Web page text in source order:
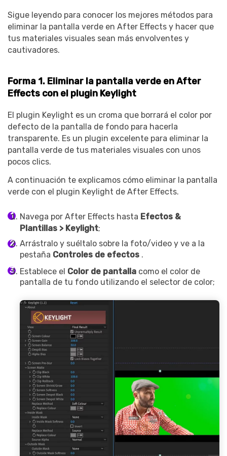
Sigue leyendo para conocer los mejores métodos para
eliminar la pantalla verde en After Effects y hacer que
tus materiales visuales sean más envolventes y
cautivadores.
Forma 1. Eliminar la pantalla verde en After
Effects con el plugin Keylight
El plugin Keylight es un croma que borrará el color por
defecto de la pantalla de fondo para hacerla
transparente. Es un plugin excelente para eliminar la
pantalla verde de tus materiales visuales con unos
pocos clics.
A continuación te explicamos cómo eliminar la pantalla
verde con el plugin Keylight de After Effects.
Navega por After Effects hasta Efectos &
Plantillas > Keylight;
Arrástralo y suéltalo sobre la foto/video y ve a la
pestaña Controles de efectos .
Establece el Color de pantalla como el color de
pantalla de tu fondo utilizando el selector de color;